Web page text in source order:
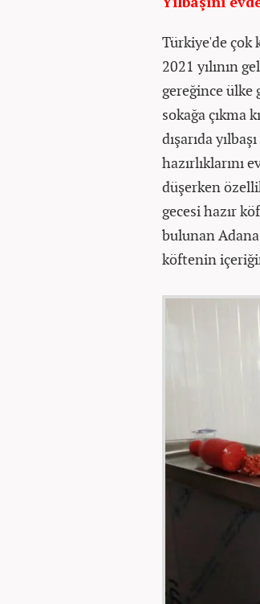
Türkiye'de çok
2021 yılının
gereğince ülke
sokağa çıkma
dışarıda
hazırlıklarını
düşerken
gecesi hazır
bulunan Adana
köftenin